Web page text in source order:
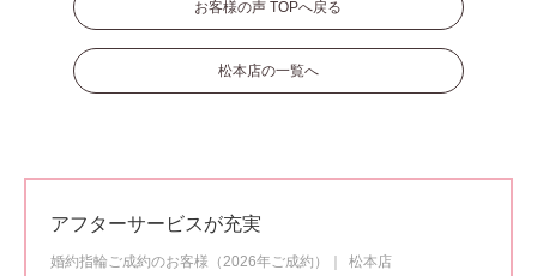
お客様の声 TOPへ戻る
松本店の一覧へ
アフターサービスが充実
婚約指輪ご成約のお客様（2026年ご成約）
松本店